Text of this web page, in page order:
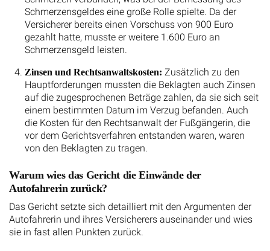
Schmerzensgeldes eine große Rolle spielte. Da der
Versicherer bereits einen Vorschuss von 900 Euro
gezahlt hatte, musste er weitere 1.600 Euro an
Schmerzensgeld leisten.
Zinsen und Rechtsanwaltskosten: Zusätzlich zu den
Hauptforderungen mussten die Beklagten auch Zinsen
auf die zugesprochenen Beträge zahlen, da sie sich seit
einem bestimmten Datum im Verzug befanden. Auch
die Kosten für den Rechtsanwalt der Fußgängerin, die
vor dem Gerichtsverfahren entstanden waren, waren
von den Beklagten zu tragen.
Warum wies das Gericht die Einwände der
Autofahrerin zurück?
Das Gericht setzte sich detailliert mit den Argumenten der
Autofahrerin und ihres Versicherers auseinander und wies
sie in fast allen Punkten zurück.